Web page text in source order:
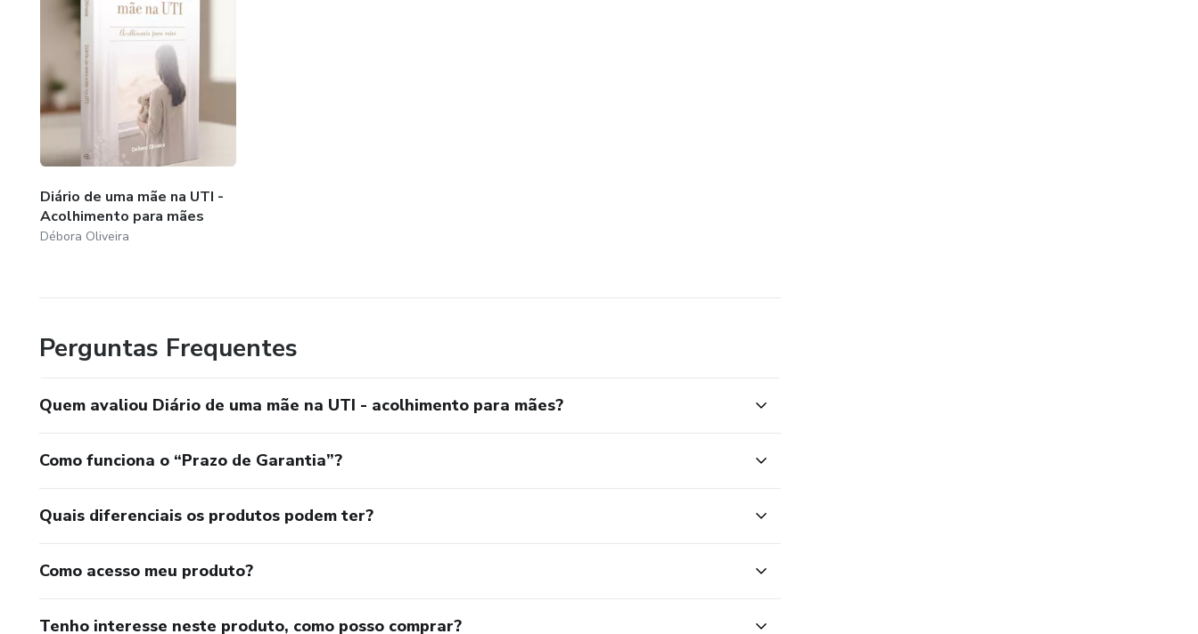
Diário de uma mãe na UTI -
Acolhimento para mães
Débora Oliveira
Perguntas Frequentes
Quem avaliou Diário de uma mãe na UTI - acolhimento para mães?
Como funciona o “Prazo de Garantia”?
Quais diferenciais os produtos podem ter?
Como acesso meu produto?
Tenho interesse neste produto, como posso comprar?